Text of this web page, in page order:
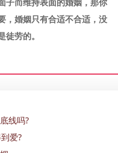
子而维持表面的婚姻，那你
，婚姻只有合适不合适，没
劳的。
线吗?
爱?